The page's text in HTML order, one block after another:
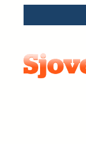
indhold